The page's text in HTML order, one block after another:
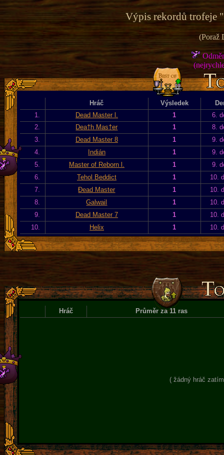
Výpis rekordů trofeje "
(Poraž
Hráč Výsledek
1.
Dead Master l. 1
6.
2.
Dea†h Mas†er 1
8.
3.
Dead Master 8 1
9.
4.
Indián 1
9.
5.
Master of Reborn l. 1
9.
6.
Tehol Beddict 1
10.
7.
Đead Master 1
10.
8.
Galwail 1
10.
9.
Dead Master 7 1
10.
10.
Helix 1 10.
Hráč Průměr za 11 ras
( žádný hráč